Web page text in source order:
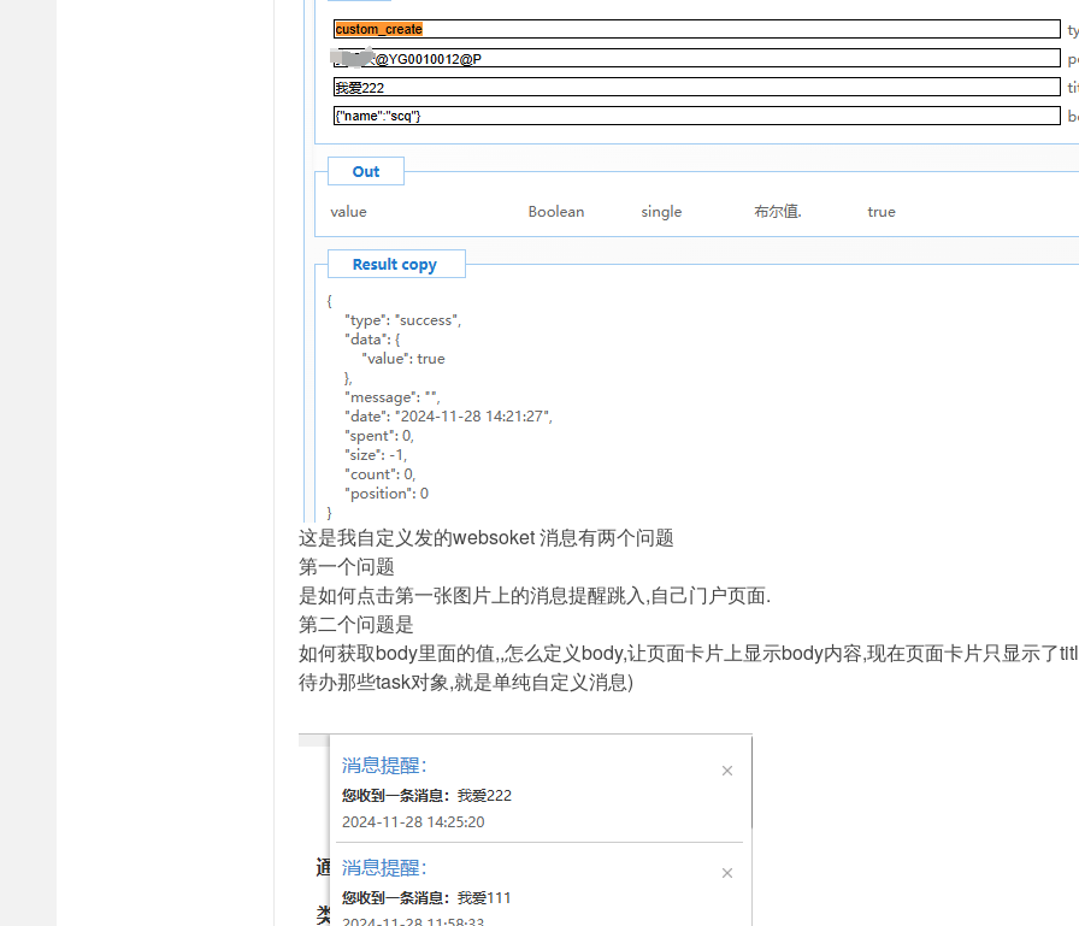
这是我自定义发的websoket 消息有两个问题
第一个问题
是如何点击第一张图片上的消息提醒跳入,自己门户页面.
第二个问题是
如何获取body里面的值,,怎么定义body,让页面卡片上显示body内容,现在页面卡片只显示了
待办那些task对象,就是单纯自定义消息)